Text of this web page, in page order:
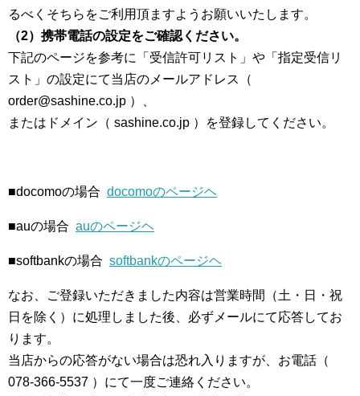
るべくそちらをご利用頂ますようお願いいたします。
（2）携帯電話の設定をご確認ください。
下記のページを参考に「受信許可リスト」や「指定受信リ
スト」の設定にて当店のメールアドレス（
order@sashine.co.jp ）、
またはドメイン（ sashine.co.jp ）を登録してください。
■docomoの場合 docomoのページヘ
■auの場合 auのページヘ
■softbankの場合 softbankのページヘ
なお、ご登録いただきました内容は営業時間（土・日・祝
日を除く）に処理しました後、必ずメールにて応答してお
ります。
当店からの応答がない場合は恐れ入りますが、お電話（
078-366-5537 ）にて一度ご連絡ください。